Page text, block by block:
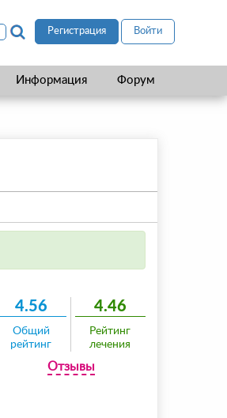
Регистрация Войти
Информация Форум
4.56
Общий
рейтинг
4.46
Рейтинг
лечения
Отзывы